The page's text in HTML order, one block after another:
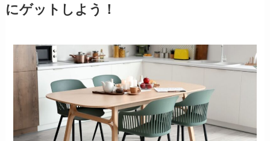
にゲットしよう！